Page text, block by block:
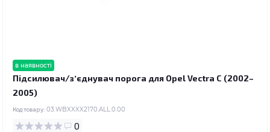
в наявності
Підсилювач/зʼєднувач порога для Opel Vectra C (2002–
2005)
Код товару: 03.WBXXXX2170.ALL.0.00
0